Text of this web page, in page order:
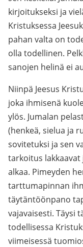
kirjoitukseksi ja
Kristuksessa
pahan valta on
olla todellinen.
sanojen helinä ei
Niinpä Jeesus
joka ihmisenä
ylös. Jumalan
(henkeä, sielua ja
sovitetuksi ja sen
tarkoitus
alkaa. Pimeyden
tarttumapinnan
täytäntöönpano
vajavaisesti. Täysi
todellisessa
viimeisessä